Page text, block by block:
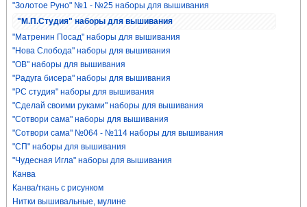
"Золотое Руно" №1 - №25 наборы для вышивания
"М.П.Студия" наборы для вышивания
"Матренин Посад" наборы для вышивания
"Нова Слобода" наборы для вышивания
"ОВ" наборы для вышивания
"Радуга бисера" наборы для вышивания
"РС студия" наборы для вышивания
"Сделай своими руками" наборы для вышивания
"Сотвори сама" наборы для вышивания
"Сотвори сама" №064 - №114 наборы для вышивания
"СП" наборы для вышивания
"Чудесная Игла" наборы для вышивания
Канва
Канва/ткань с рисунком
Нитки вышивальные, мулине